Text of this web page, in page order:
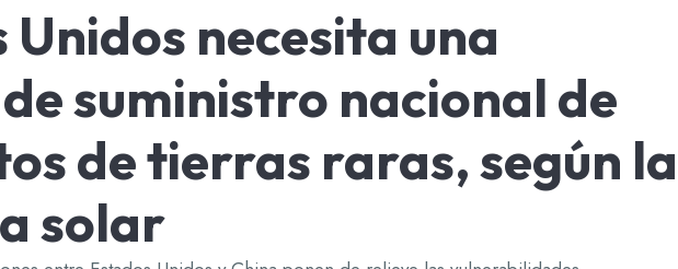
Unidos necesita una
suministro nacional de
de tierras raras, según la
solar